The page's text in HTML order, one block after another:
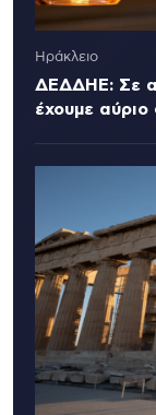
Ηράκλειο
ΔΕΔΔΗΕ: Σε
έχουμε